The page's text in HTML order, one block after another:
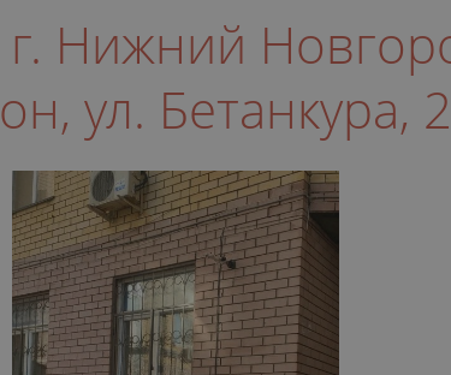
Нижний
ул. Бетанкура, 2